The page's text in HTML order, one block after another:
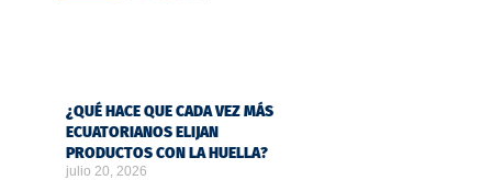
¿QUÉ HACE QUE CADA VEZ MÁS
ECUATORIANOS ELIJAN
PRODUCTOS CON LA HUELLA?
julio 20, 2026